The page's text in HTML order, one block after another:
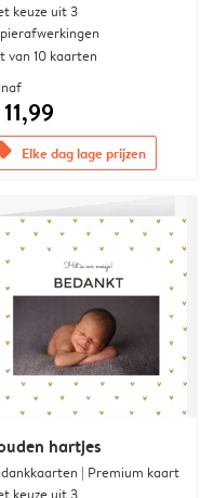
keuze uit 3
van 10 kaarten
Elke dag lage prijzen
hartjes
| Premium kaart
keuze uit 3